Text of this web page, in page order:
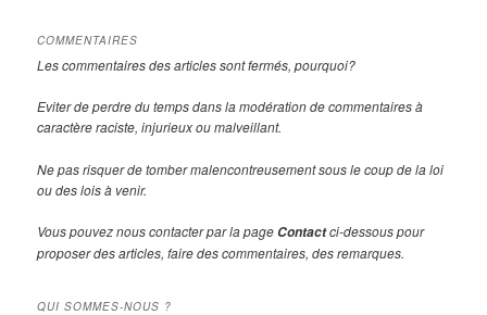
COMMENTAIRES
Les commentaires des articles sont fermés, pourquoi?
Eviter de perdre du temps dans la modération de commentaires à
caractère raciste, injurieux ou malveillant.
Ne pas risquer de tomber malencontreusement sous le coup de la loi
ou des lois à venir.
Vous pouvez nous contacter par la page Contactci-dessous pour
proposer des articles, faire des commentaires, des remarques.
QUI SOMMES-NOUS ?